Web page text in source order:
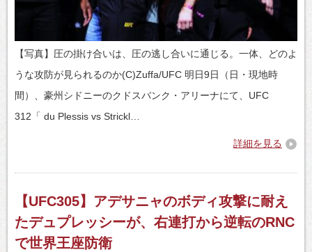
【写真】圧の掛け合いは、圧の逃し合いに通じる。一体、どのよ
うな攻防が見られるのか(C)Zuffa/UFC 明日9日（日・現地時
間）、豪州シドニーのクドスバンク・アリーナにて、UFC
312「 du Plessis vs Strickl…
詳細を見る
【UFC305】アデサニャのボディ攻撃に耐え
たデュプレッシーが、右連打から逆転のRNC
で世界王座防衛